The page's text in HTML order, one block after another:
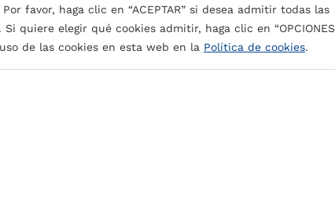
Por favor, haga clic en “ACEPTAR” si desea admitir todas las
quiere elegir qué cookies admitir, haga clic en “OPCIONES
de las cookies en esta web en la Política de cookies.
pintura nominal (dependiendo del color):
CONTACTA CON NOSOTROS